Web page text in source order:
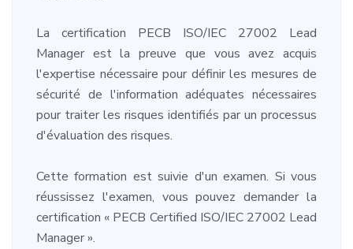
La certification PECB ISO/IEC 27002 Lead
Manager est la preuve que vous avez acquis
l'expertise nécessaire pour définir les mesures de
sécurité de l'information adéquates nécessaires
pour traiter les risques identifiés par un processus
d'évaluation des risques.
Cette formation est suivie d'un examen. Si vous
réussissez l'examen, vous pouvez demander la
certification « PECB Certified ISO/IEC 27002 Lead
Manager ».